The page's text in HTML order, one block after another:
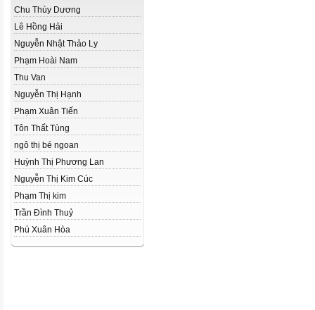
Chu Thùy Dương
Lê Hồng Hải
Nguyễn Nhật Thảo Ly
Phạm Hoài Nam
Thu Van
Nguyễn Thị Hạnh
Phạm Xuân Tiến
Tôn Thất Tùng
ngô thị bé ngoan
Huỳnh Thị Phương Lan
Nguyễn Thị Kim Cúc
Phạm Thị kim
Trần Đình Thuỷ
Phú Xuân Hòa